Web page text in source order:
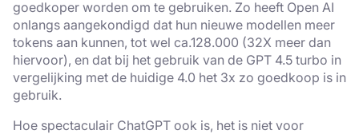
goedkoper worden om te gebruiken. Zo heeft Open AI
onlangs aangekondigd dat hun nieuwe modellen meer
tokens aan kunnen, tot wel ca.128.000 (32X meer dan
hiervoor), en dat bij het gebruik van de GPT 4.5 turbo in
vergelijking met de huidige 4.0 het 3x zo goedkoop is in
gebruik.
Hoe spectaculair ChatGPT ook is, het is niet voor